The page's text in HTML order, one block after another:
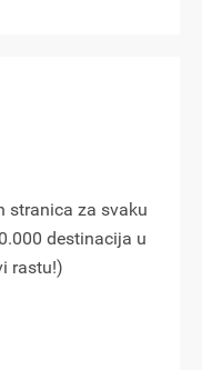
stranica za svaku
destinacija u
rastu!)